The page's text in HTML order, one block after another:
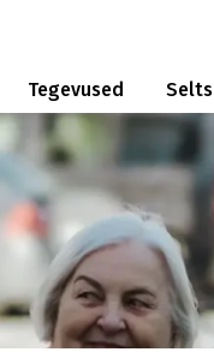
Tegevused